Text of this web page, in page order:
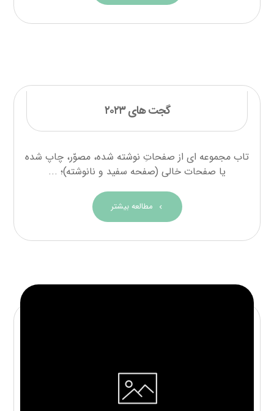
گجت های ۲۰۲۳
تاب مجموعه ای از صفحاتِ نوشته شده، مصوّر، چاپ شده
یا صفحات خالی (صفحه سفید و نانوشته)؛ ...
مطالعه بیشتر